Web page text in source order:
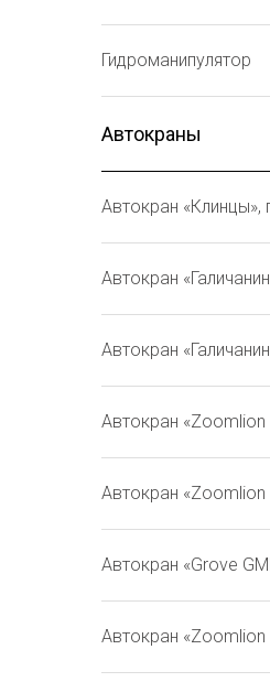
Гидроманипулятор
Автокраны
Автокран
Автокран
Автокран
Автокран «Zoomlion
Автокран «Zoomlion
Автокран «Grove
Автокран «Zoomlion